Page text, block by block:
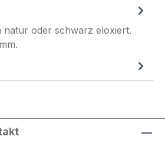
natur oder schwarz eloxiert.